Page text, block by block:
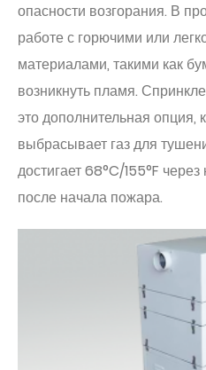
опасности возгорания. В
работе с горючими или
материалами, такими как
возникнуть пламя.
это дополнительная опция,
выбрасывает газ для
достигает 68°C/155°F
после начала пожара.